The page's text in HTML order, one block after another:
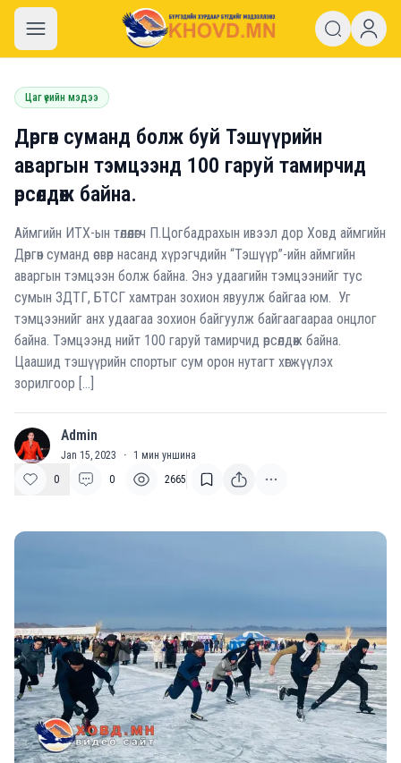
khovd.mn
Цаг үеийн мэдээ
Дөргөн суманд болж буй Тэшүүрийн
аваргын тэмцээнд 100 гаруй тамирчид
өрсөлдөж байна.
Аймгийн ИТХ-ын төлөөлөгч П.Цогбадрахын ивээл дор Ховд аймгийн
Дөргөн суманд өсвөр насанд хүрэгчдийн “Тэшүүр”-ийн аймгийн
аваргын тэмцээн болж байна. Энэ удаагийн тэмцээнийг тус
сумын ЗДТГ, БТСГ хамтран зохион явуулж байгаа юм. Уг
тэмцээнийг анх удаагаа зохион байгуулж байгаагаараа онцлог
байна. Тэмцээнд нийт 100 гаруй тамирчид өрсөлдөж байна.
Цаашид тэшүүрийн спортыг сум орон нутагт хөгжүүлэх
зорилгоор […]
A Admin
Jan 15, 2023 · 1 мин уншина
0
0 2665